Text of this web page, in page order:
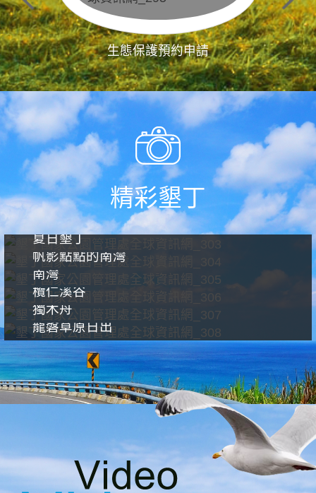
生態保護預約申請
精彩墾丁
夏日墾丁
帆影點點的南灣
南灣
欖仁溪谷
獨木舟
龍磐草原日出